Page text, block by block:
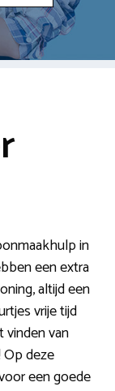
in
een extra
altijd een
vrije tijd
vinden van
deze
een goede